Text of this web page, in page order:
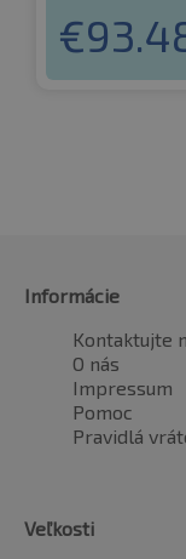
€
Informácie
Kontaktujte
O nás
Impressum
Pomoc
Pravidlá
Veľkosti